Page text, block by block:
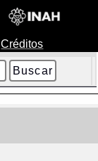
Créditos